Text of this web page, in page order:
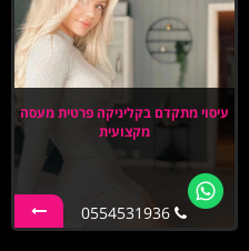
עיסוי מתקדם בקליניקה פרטית מעסה
מקצועית
0554531936